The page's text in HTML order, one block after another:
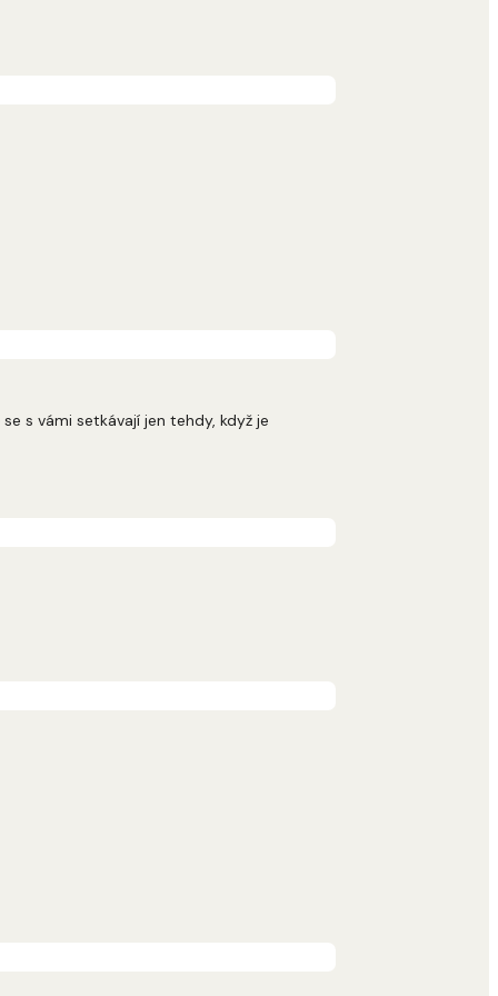
s vámi setkávají jen tehdy, když je